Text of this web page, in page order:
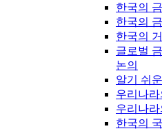
한국의
한국의
한국의
글로벌
논의
알기 쉬
우리나
우리나라
한국의